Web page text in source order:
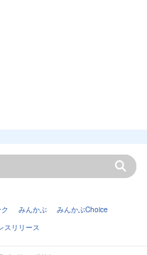
みんかぶ
みんかぶChoice
スリリース